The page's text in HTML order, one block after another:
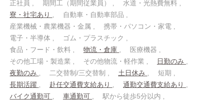
正社員 期間工（期間従業員）
水道・光熱費無料
寮・社宅あり
自動車・自動車部品
産業機械・農業機器・金属
携帯・パソコン・家電
電子・半導体
ゴム・プラスチック
食品・フード・飲料
物流・倉庫
医療機器
その他工場・製造業
その他物流・軽作業
日勤のみ
夜勤のみ
二交替制/三交替制 土日休み
短期
長期活躍
赴任交通費支給あり
通勤交通費支給あり
バイク通勤可
車通勤可
駅から徒歩5分以内